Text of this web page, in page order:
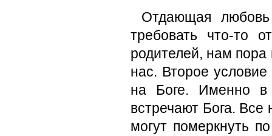
Отдающая
требовать что-то
родителей, нам пора
нас. Второе
на Боге. Именно в
встречают Бога.
могут померкнуть